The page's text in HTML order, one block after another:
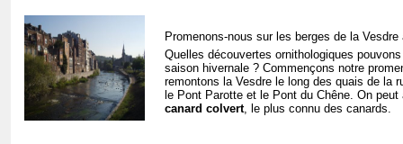
Promenons-nous sur les berges de la Vesdre
Quelles découvertes ornithologiques
saison hivernale ? Commençons notre
remontons la Vesdre le long des quais de la
le Pont Parotte et le Pont du Chêne. On peut
canard colvert, le plus connu des canards.